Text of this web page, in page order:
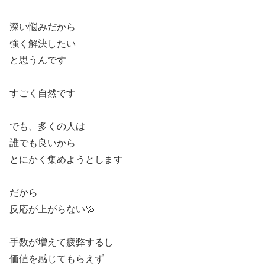
深い悩みだから
強く解決したい
と思うんです
すごく自然です
でも、多くの人は
誰でも良いから
とにかく集めようとします
だから
反応が上がらない💦
手数が増えて疲弊するし
価値を感じてもらえず